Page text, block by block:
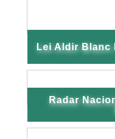
Lei Aldir Blanc
Radar